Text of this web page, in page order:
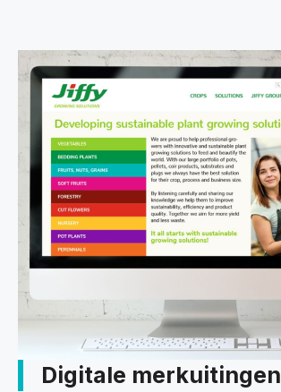
Digitale merkuitingen